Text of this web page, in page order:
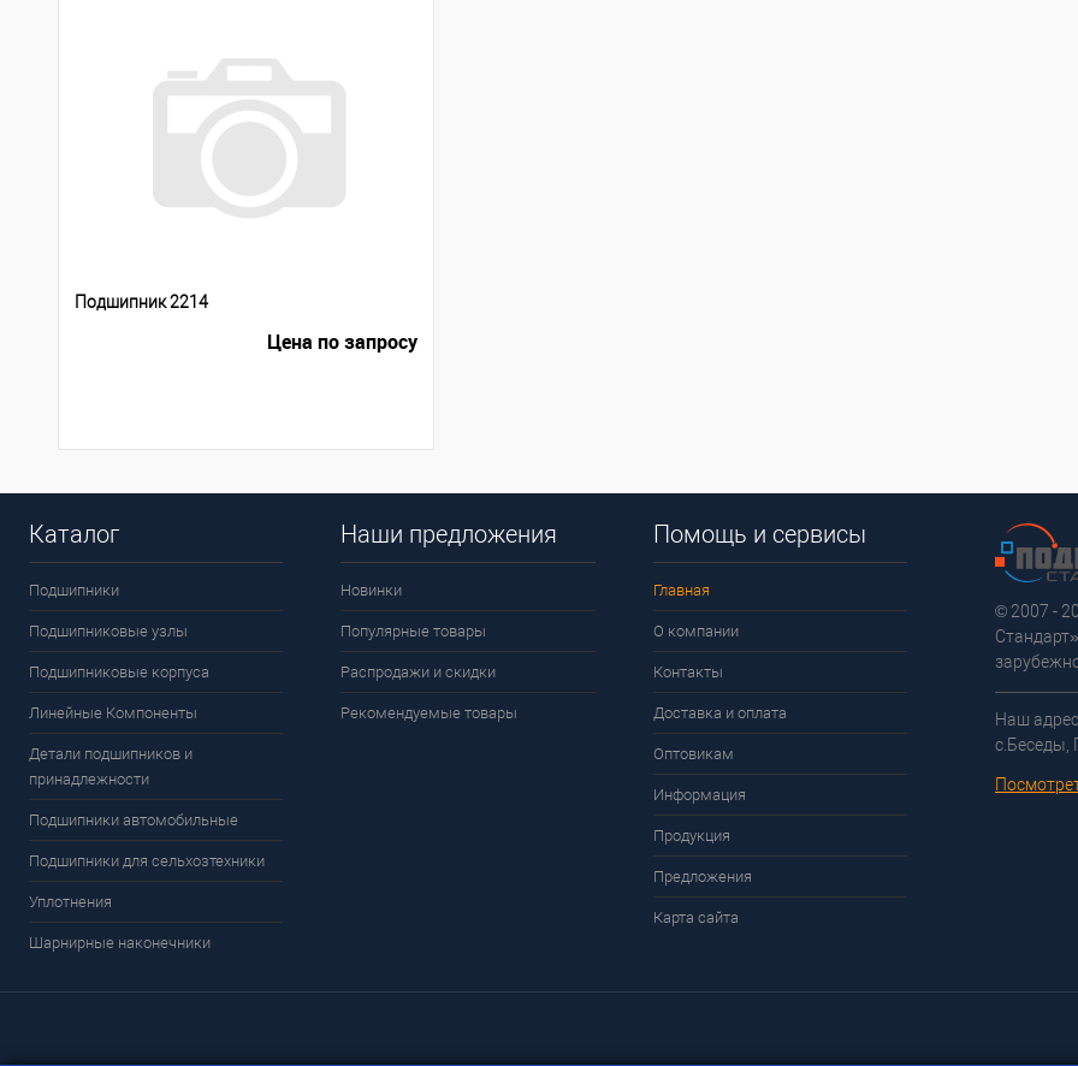
Подшипник 2214
Цена по запросу
Каталог
Подшипники
Подшипниковые узлы
Подшипниковые корпуса
Линейные Компоненты
Детали подшипников и
принадлежности
Подшипники автомобильные
Подшипники для сельхозтехники
Уплотнения
Шарнирные наконечники
Наши предложения
Новинки
Популярные товары
Распродажи и скидки
Рекомендуемые товары
Помощь и сервисы
Главная
О компании
Контакты
Доставка и оплата
Оптовикам
Информация
Продукция
Предложения
Карта сайта
© 2007 -
Наш
с.Беседы,